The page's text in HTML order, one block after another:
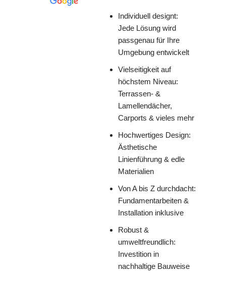
Individuell designt:
Jede Lösung wird
passgenau für Ihre
Umgebung entwickelt
Vielseitigkeit auf
höchstem Niveau:
Terrassen- &
Lamellendächer,
Carports & vieles mehr
Hochwertiges Design:
Ästhetische
Linienführung & edle
Materialien
Von A bis Z durchdacht:
Fundamentarbeiten &
Installation inklusive
Robust &
umweltfreundlich:
Investition in
nachhaltige Bauweise